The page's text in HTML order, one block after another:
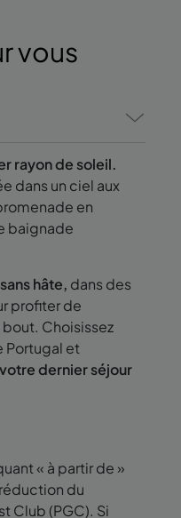
vous
rayon de soleil.
dans un ciel aux
en
baignade
hâte, dans des
profiter de
Choisissez
Portugal et
dernier séjour
« à partir de »
du
Club (PGC). Si